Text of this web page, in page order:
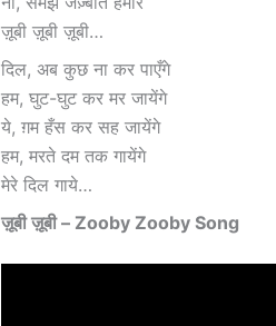
ज़ूबी ज़ूबी ज़ूबी…
दिल, अब कुछ ना कर पाएँगे
हम, घुट-घुट कर मर जायेंगे
ये, ग़म हँस कर सह जायेंगे
हम, मरते दम तक गायेंगे
मेरे दिल गाये…
ज़ूबी ज़ूबी – Zooby Zooby Song